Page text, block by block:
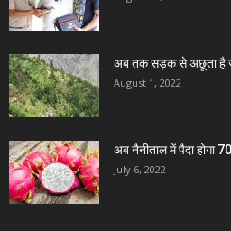
अब तक सड़क से अछूता है
August 1, 2022
अब नैनीताल में पैदा होगा
July 6, 2022